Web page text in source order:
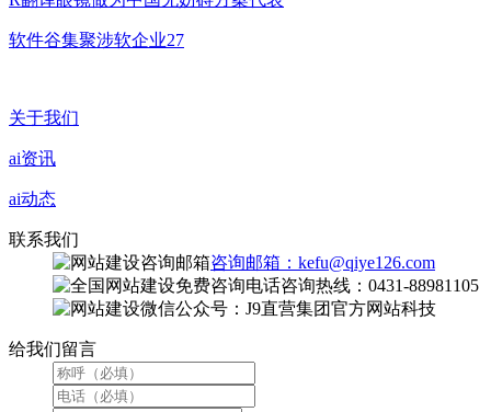
软件谷集聚涉软企业27
关于我们
ai资讯
ai动态
联系我们
咨询邮箱：kefu@qiye126.com
咨询热线：0431-88981105
微信公众号：J9直营集团官方网站科技
给我们留言